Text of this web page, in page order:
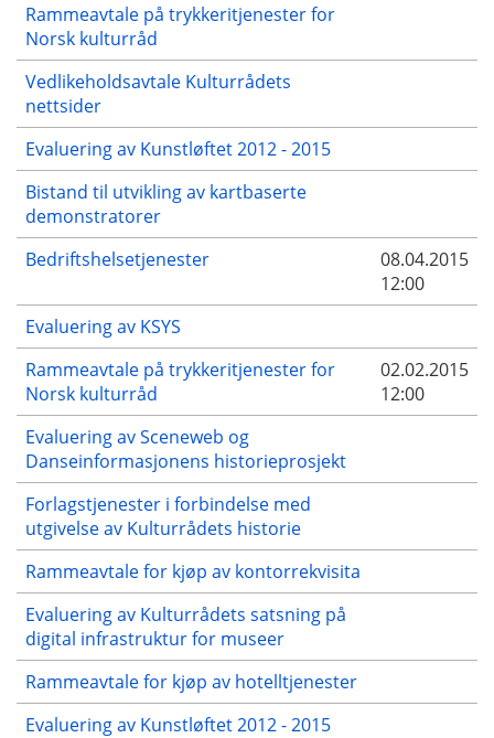
Rammeavtale på trykkeritjenester for
Norsk kulturråd
Vedlikeholdsavtale Kulturrådets
nettsider
Evaluering av Kunstløftet 2012 - 2015
Bistand til utvikling av kartbaserte
demonstratorer
Bedriftshelsetjenester
08.04.2015
12:00
Evaluering av KSYS
Rammeavtale på trykkeritjenester for
Norsk kulturråd
02.02.2015
12:00
Evaluering av Sceneweb og
Danseinformasjonens historieprosjekt
Forlagstjenester i forbindelse med
utgivelse av Kulturrådets historie
Rammeavtale for kjøp av kontorrekvisita
Evaluering av Kulturrådets satsning på
digital infrastruktur for museer
Rammeavtale for kjøp av hotelltjenester
Evaluering av Kunstløftet 2012 - 2015